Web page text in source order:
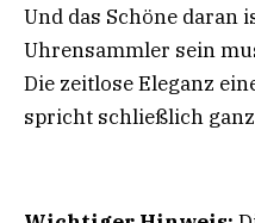
Und das Schöne daran
Uhrensammler sein
Die zeitlose Eleganz
spricht schließlich